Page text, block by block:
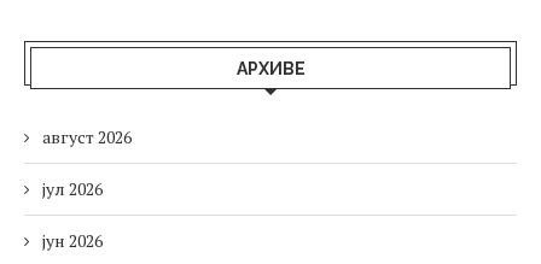
АРХИВЕ
август 2026
јул 2026
јун 2026